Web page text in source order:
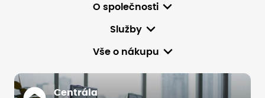
O společnosti
Služby
Vše o nákupu
Centrála